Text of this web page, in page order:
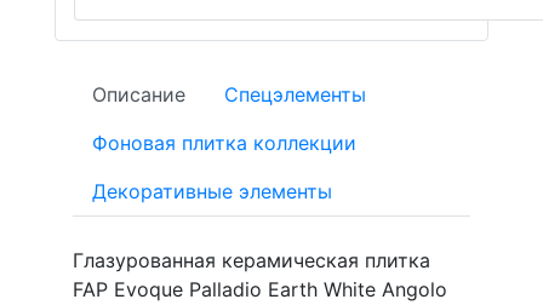
Описание
Спецэлементы
Фоновая плитка коллекции
Декоративные элементы
Глазурованная керамическая плитка
FAP Evoque Palladio Earth White Angolo